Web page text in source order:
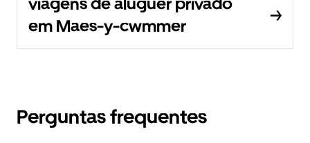
em Maes-y-cwmmer
Perguntas frequentes